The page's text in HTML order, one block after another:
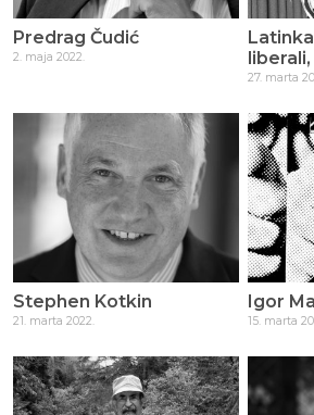
Predrag Čudić
2. maja 2022.
27. marta
Stephen Kotkin
21. marta 2022.
Igor
15. marta